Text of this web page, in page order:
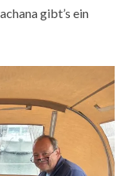
gibt’s ein